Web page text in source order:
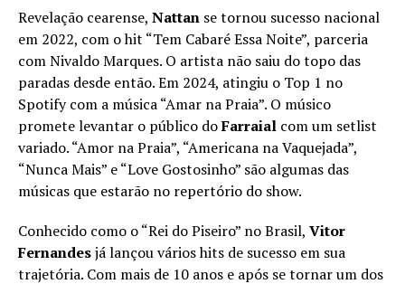
Revelação cearense, Nattan se tornou sucesso nacional
em 2022, com o hit “Tem Cabaré Essa Noite”, parceria
com Nivaldo Marques. O artista não saiu do topo das
paradas desde então. Em 2024, atingiu o Top 1 no
Spotify com a música “Amar na Praia”. O músico
promete levantar o público doFarraial com um setlist
variado. “Amor na Praia”, “Americana na Vaquejada”,
“Nunca Mais” e “Love Gostosinho” são algumas das
músicas que estarão no repertório do show.
Conhecido como o “Rei do Piseiro” no Brasil, Vitor
Fernandesjá lançou vários hits de sucesso em sua
trajetória. Com mais de 10 anos e após se tornar um dos